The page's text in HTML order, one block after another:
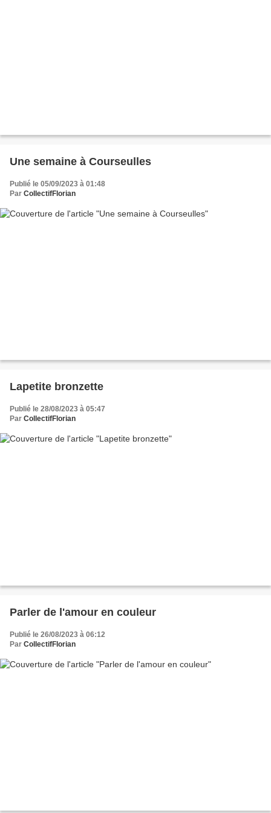
Une semaine à Courseulles
Publié le 05/09/2023 à 01:48
Par CollectifFlorian
Lapetite bronzette
Publié le 28/08/2023 à 05:47
Par CollectifFlorian
Parler de l'amour en couleur
Publié le 26/08/2023 à 06:12
Par CollectifFlorian